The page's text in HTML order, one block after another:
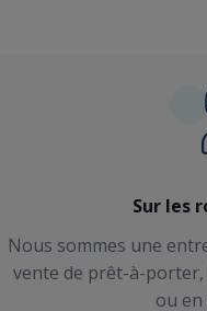
Sur les
Nous sommes une
vente de prêt-à-porter,
ou